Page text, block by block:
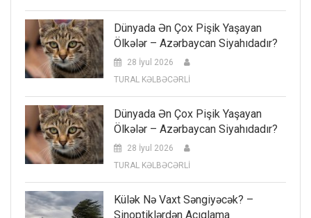
Dünyada Ən Çox Pişik Yaşayan
Ölkələr – Azərbaycan Siyahıdadır?
28 İyul 2026
TURAL KƏLBƏCƏRLİ
Dünyada Ən Çox Pişik Yaşayan
Ölkələr – Azərbaycan Siyahıdadır?
28 İyul 2026
TURAL KƏLBƏCƏRLİ
Külək Nə Vaxt Səngiyəcək? –
Sinoptiklərdən Açıqlama